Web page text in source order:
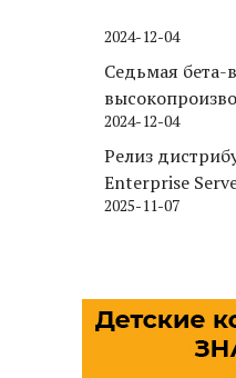
2024-12-04
Седьмая бета-
движка
2024-12-04
Релиз
Enterprise
2025-11-07